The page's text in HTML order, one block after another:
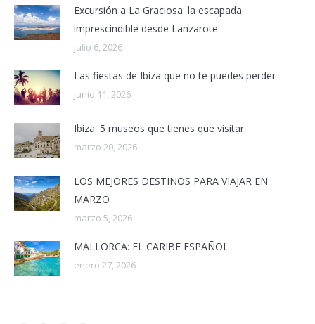
Excursión a La Graciosa: la escapada
imprescindible desde Lanzarote
julio 6, 2026
Las fiestas de Ibiza que no te puedes perder
junio 11, 2026
Ibiza: 5 museos que tienes que visitar
marzo 20, 2026
LOS MEJORES DESTINOS PARA VIAJAR EN
MARZO
marzo 5, 2026
MALLORCA: EL CARIBE ESPAÑOL
enero 27, 2026